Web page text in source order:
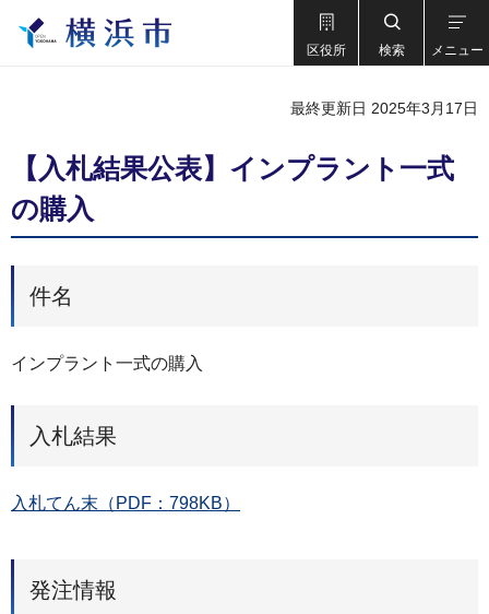
区役所 検索 メニュー
最終更新日 2025年3月17日
【入札結果公表】インプラント一式
の購入
件名
インプラント一式の購入
入札結果
入札てん末（PDF：798KB）
発注情報